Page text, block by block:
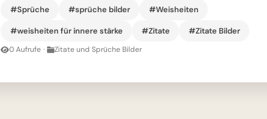
#Sprüche #sprüche bilder #Weisheiten
#weisheiten für innere stärke #Zitate #Zitate Bilder
0 Aufrufe · Zitate und Sprüche Bilder